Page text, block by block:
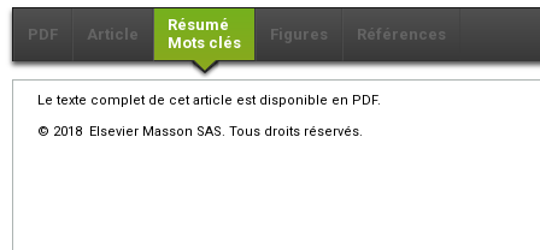
PDF Article
Résumé
Mots clés
Figures Références
Le texte complet de cet article est disponible en PDF.
© 2018 Elsevier Masson SAS. Tous droits réservés.